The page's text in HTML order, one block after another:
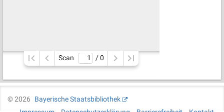
Scan / 0
©2026
Bayerische Staatsbibliothek